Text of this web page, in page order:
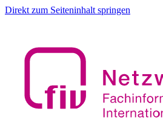
Direkt zum Seiteninhalt springen